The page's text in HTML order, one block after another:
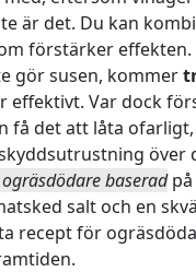
är det. Du kan
förstärker effekten.
gör susen, kommer
effektivt. Var dock
få det att låta
över
baseradpå
salt och en
recept för